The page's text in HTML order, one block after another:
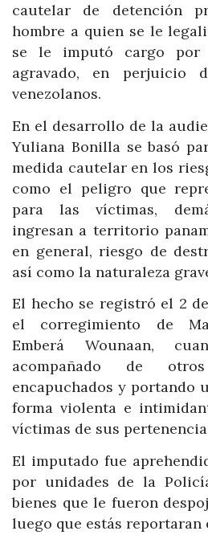
cautelar de detención
hombre a quien se le
se le imputó cargo
agravado, en perjuicio
venezolanos.
En el desarrollo de la
Yuliana Bonilla se basó
medida cautelar en los
como el peligro que
para las víctimas,
ingresan a territorio
en general, riesgo de
así como la naturaleza
El hecho se registró el 2
el corregimiento de
Emberá Wounaan,
acompañado de
encapuchados y portando
forma violenta e
víctimas de sus
El imputado fue
por unidades de la
bienes que le fueron
luego que estás reportaran